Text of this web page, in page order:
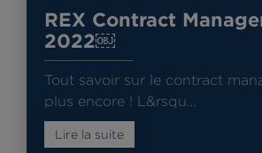
REX Contract
2022￼
Tout savoir sur le contract
plus encore ! L&rsqu…
Lire la suite